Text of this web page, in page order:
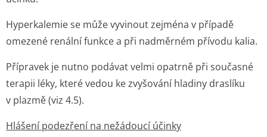
Hyperkalemie se může vyvinout zejména v případě
omezené renální funkce a při nadměrném přívodu kalia.
Přípravek je nutno podávat velmi opatrně při současné
terapii léky, které vedou ke zvyšování hladiny draslíku
v plazmě (viz 4.5).
Hlášení podezření na nežádoucí účinky